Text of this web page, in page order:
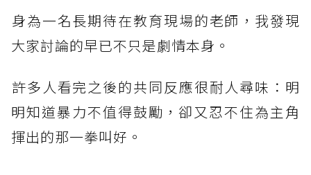
​身為一名長期待在教育現場的老師，我發現
大家討論的早已不只是劇情本身。
​許多人看完之後的共同反應很耐人尋味：明
明知道暴力不值得鼓勵，卻又忍不住為主角
揮出的那一拳叫好。